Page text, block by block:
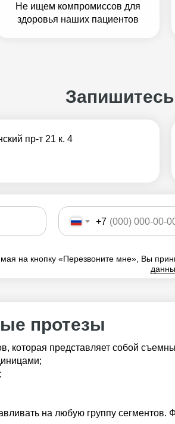
Не ищем компромиссов для
здоровья наших пациентов
+7
пр-т 21 к. 4
на кнопку «Перезвоните мне», Вы
протезы
которая представляет собой
на любую группу